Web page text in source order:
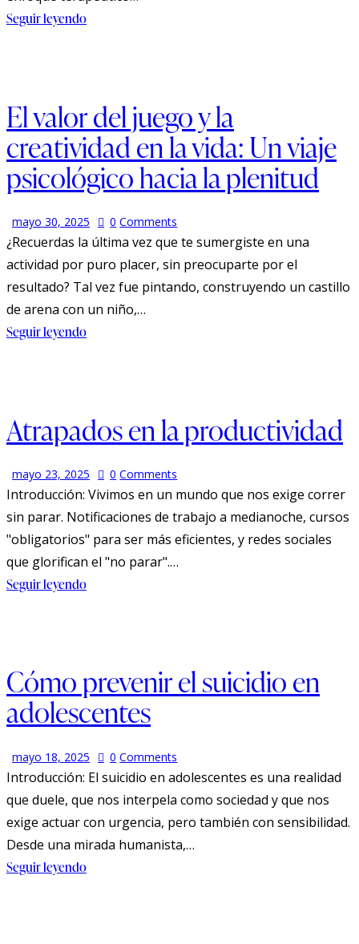
Seguir leyendo
El valor del juego y la
creatividad en la vida: Un viaje
psicológico hacia la plenitud
mayo 30, 2025 0 Comments
¿Recuerdas la última vez que te sumergiste en una
actividad por puro placer, sin preocuparte por el
resultado? Tal vez fue pintando, construyendo un castillo
de arena con un niño,…
Seguir leyendo
Atrapados en la productividad
mayo 23, 2025 0 Comments
Introducción: Vivimos en un mundo que nos exige correr
sin parar. Notificaciones de trabajo a medianoche, cursos
"obligatorios" para ser más eficientes, y redes sociales
que glorifican el "no parar".…
Seguir leyendo
Cómo prevenir el suicidio en
adolescentes
mayo 18, 2025 0 Comments
Introducción: El suicidio en adolescentes es una realidad
que duele, que nos interpela como sociedad y que nos
exige actuar con urgencia, pero también con sensibilidad.
Desde una mirada humanista,…
Seguir leyendo